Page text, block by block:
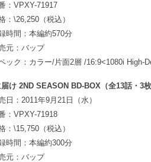
：VPXY-71917
：\26,250（税込）
時間：本編約570分
元：バップ
ック：カラー/片面2層 /16:9<1080i High-
け 2ND SEASON BD-BOX（全13話・3枚
日：2011年9月21日（水）
：VPXY-71918
：\15,750（税込）
時間：本編約300分
元：バップ